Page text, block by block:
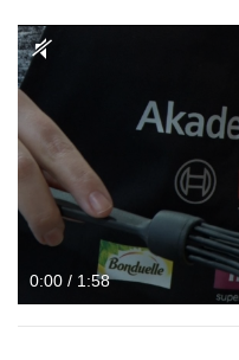
0:00 / 1:58